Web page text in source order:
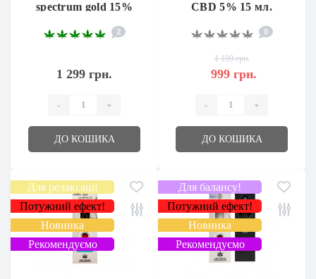
spectrum gold 15%
1500 Мг 10 Мл
2
1 299 грн.
- +
ДО КОШИКА
CBD 5% 15 мл.
0
1 199 грн.
999 грн.
- +
ДО КОШИКА
Для релаксації
Потужний ефект!
Новинка
Рекомендуємо
Для балансу!
Потужний ефект!
Новинка
Рекомендуємо